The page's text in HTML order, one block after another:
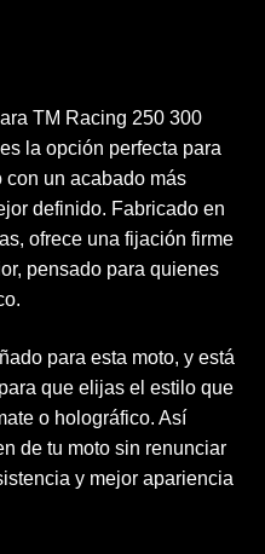
TM Racing 250 300
la opción perfecta para
con un acabado más
definido. Fabricado en
ofrece una fijación firme
pensado para quienes
para esta moto, y está
que elijas el estilo que
o holográfico. Así
de tu moto sin renunciar
y mejor apariencia